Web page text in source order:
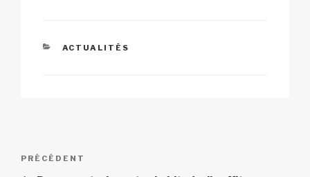
CATÉGORIES
ACTUALITÉS
Navigation
Article
PRÉCÉDENT